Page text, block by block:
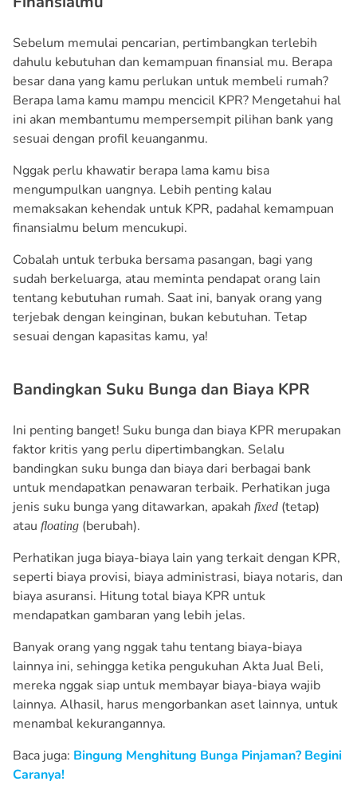
Sebelum memulai pencarian, pertimbangkan terlebih
dahulu kebutuhan dan kemampuan finansial mu. Berapa
besar dana yang kamu perlukan untuk membeli rumah?
Berapa lama kamu mampu mencicil KPR? Mengetahui hal
ini akan membantumu mempersempit pilihan bank yang
sesuai dengan profil keuanganmu.
Nggak perlu khawatir berapa lama kamu bisa
mengumpulkan uangnya. Lebih penting kalau
memaksakan kehendak untuk KPR, padahal kemampuan
finansialmu belum mencukupi.
Cobalah untuk terbuka bersama pasangan, bagi yang
sudah berkeluarga, atau meminta pendapat orang lain
tentang kebutuhan rumah. Saat ini, banyak orang yang
terjebak dengan keinginan, bukan kebutuhan. Tetap
sesuai dengan kapasitas kamu, ya!
Bandingkan Suku Bunga dan Biaya KPR
Ini penting banget! Suku bunga dan biaya KPR merupakan
faktor kritis yang perlu dipertimbangkan. Selalu
bandingkan suku bunga dan biaya dari berbagai bank
untuk mendapatkan penawaran terbaik. Perhatikan juga
jenis suku bunga yang ditawarkan, apakah fixed (tetap)
atau floating (berubah).
Perhatikan juga biaya-biaya lain yang terkait dengan KPR,
seperti biaya provisi, biaya administrasi, biaya notaris, dan
biaya asuransi. Hitung total biaya KPR untuk
mendapatkan gambaran yang lebih jelas.
Banyak orang yang nggak tahu tentang biaya-biaya
lainnya ini, sehingga ketika pengukuhan Akta Jual Beli,
mereka nggak siap untuk membayar biaya-biaya wajib
lainnya. Alhasil, harus mengorbankan aset lainnya, untuk
menambal kekurangannya.
Baca juga: Bingung Menghitung Bunga Pinjaman? Begini
Caranya!